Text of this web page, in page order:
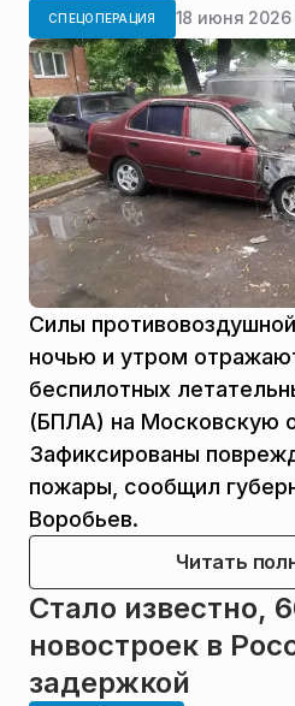
СПЕЦОПЕРАЦИЯ 18 июня
Силы
ночью и утром
беспилотных
(БПЛА) на Московскую
Зафиксированы
пожары, сообщил
Воробьев.
Читать
Стало известно,
новостроек в
задержкой